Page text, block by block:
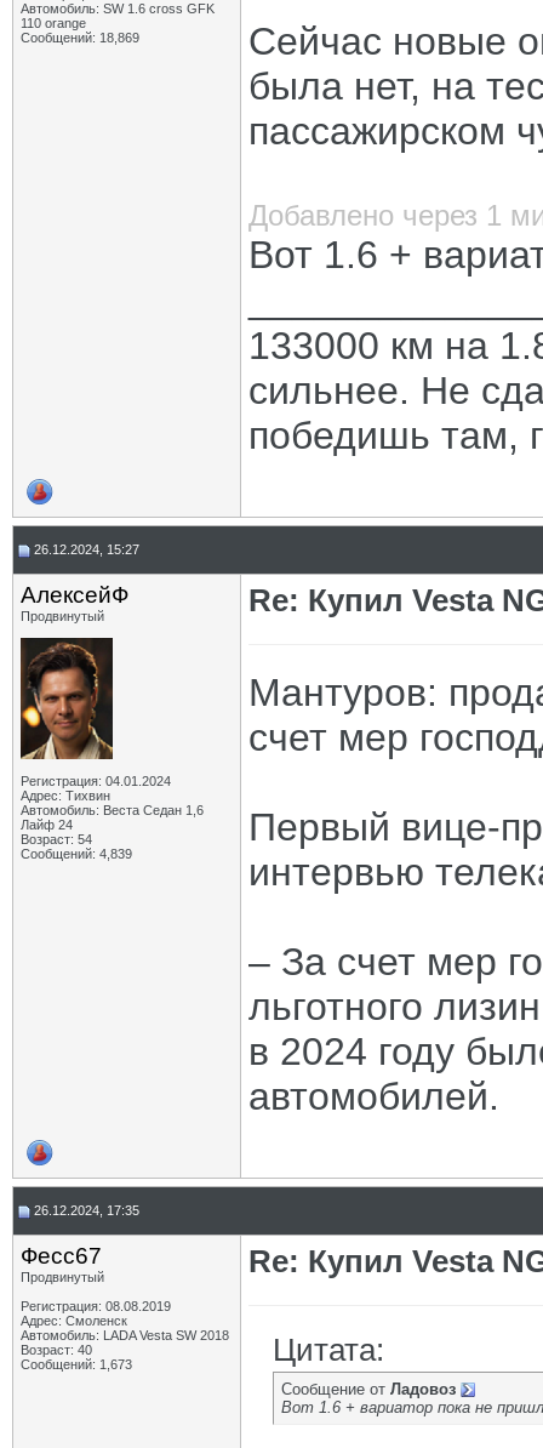
Автомобиль: SW 1.6 cross GFK
110 orange
Сообщений: 18,869
Сейчас новые
была нет, на
пассажирском
Добавлено через 1
Вот 1.6 +
133000 км на
сильнее. Не
победишь там,
26.12.2024, 15:27
АлексейФ
Продвинутый
Регистрация: 04.01.2024
Адрес: Тихвин
Автомобиль: Веста Седан 1,6
Лайф 24
Возраст: 54
Сообщений: 4,839
Re: Купил Vesta
Мантуров:
счет мер
Первый вице-
интервью
– За счет мер
льготного
в 2024 году
автомобилей.
26.12.2024, 17:35
Фесс67
Продвинутый
Регистрация: 08.08.2019
Адрес: Смоленск
Автомобиль: LADA Vesta SW 2018
Возраст: 40
Сообщений: 1,673
Re: Купил Vesta
Цитата:
Сообщение от Ладовоз
Вот 1.6 + вариатор пока не